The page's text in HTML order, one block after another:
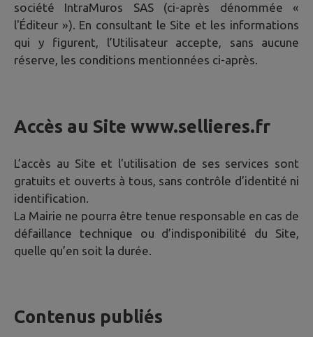
société IntraMuros SAS (ci-après dénommée «
l'Éditeur »). En consultant le Site et les informations
qui y figurent, l’Utilisateur accepte, sans aucune
réserve, les conditions mentionnées ci-après.
Accès au Site www.sellieres.fr
L’accès au Site et l'utilisation de ses services sont
gratuits et ouverts à tous, sans contrôle d’identité ni
identification.
La Mairie ne pourra être tenue responsable en cas de
défaillance technique ou d’indisponibilité du Site,
quelle qu’en soit la durée.
Contenus publiés